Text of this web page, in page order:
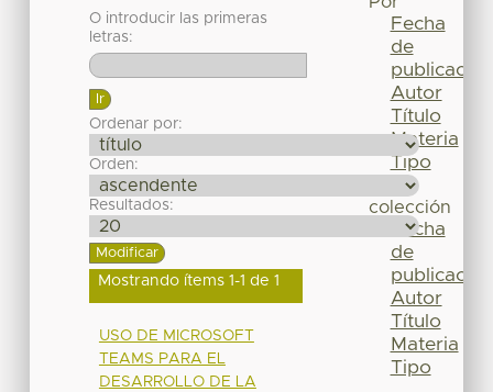
O introducir las primeras
letras:
Ordenar por:
Orden:
Resultados:
Mostrando ítems 1-1 de 1
USO DE MICROSOFT
TEAMS PARA EL
DESARROLLO DE LA
Fecha
de
publicación
Autor
Título
Materia
Tipo
colección
Fecha
de
publicación
Autor
Título
Materia
Tipo